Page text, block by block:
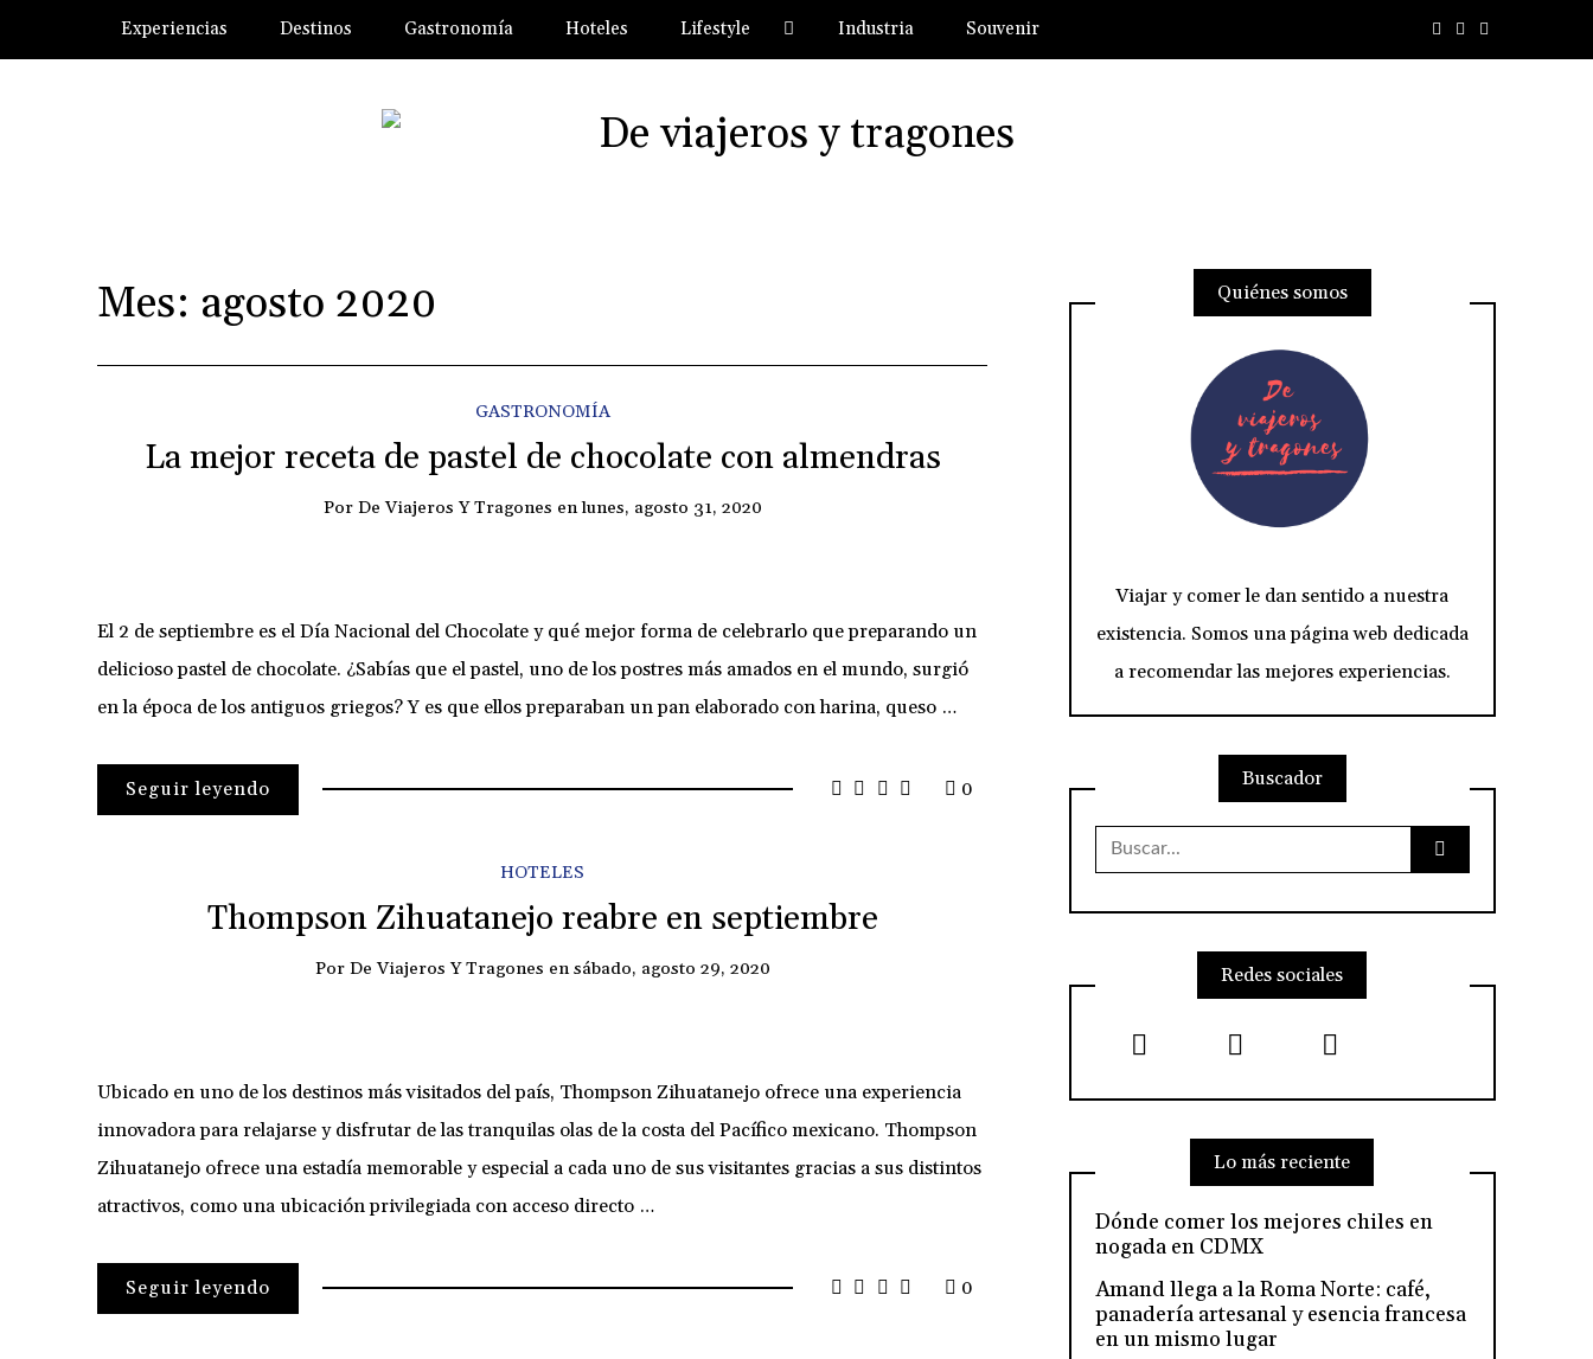
Experiencias Destinos Gastronomía Hoteles Lifestyle Industria Souvenir
Mes: agosto 2020
GASTRONOMÍA
La mejor receta de pastel de chocolate con almendras
Por De Viajeros Y Tragones enlunes, agosto 31, 2020
El 2 de septiembre es el Día Nacional del Chocolate y qué mejor forma de celebrarlo que preparando un
delicioso pastel de chocolate. ¿Sabías que el pastel, uno de los postres más amados en el mundo, surgió
en la época de los antiguos griegos? Y es que ellos preparaban un pan elaborado con harina, queso …
Seguir leyendo 0
HOTELES
Thompson Zihuatanejo reabre en septiembre
Por De Viajeros Y Tragones ensábado, agosto 29, 2020
Ubicado en uno de los destinos más visitados del país, Thompson Zihuatanejo ofrece una experiencia
innovadora para relajarse y disfrutar de las tranquilas olas de la costa del Pacífico mexicano. Thompson
Zihuatanejo ofrece una estadía memorable y especial a cada uno de sus visitantes gracias a sus distintos
atractivos, como una ubicación privilegiada con acceso directo …
Seguir leyendo 0
Quiénes somos
Viajar y comer le dan sentido a nuestra
existencia. Somos una página web dedicada
a recomendar las mejores experiencias.
Buscador
Buscar:
Redes sociales
Lo más reciente
Dónde comer los mejores chiles en
nogada en CDMX
Amand llega a la Roma Norte: café,
panadería artesanal y esencia francesa
en un mismo lugar